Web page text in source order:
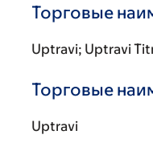
Торговые
Uptravi; Uptravi
Торговые
Uptravi